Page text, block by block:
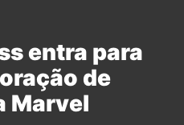
entra para
de
Marvel